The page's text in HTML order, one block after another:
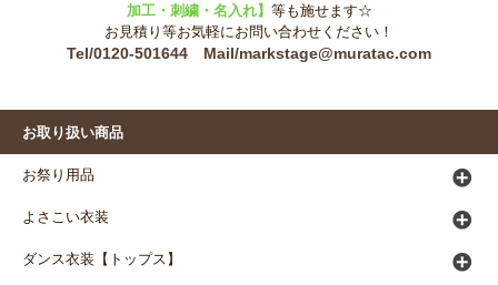
加工・刺繍・名入れ】 等も施せます☆
お見積り等お気軽にお問い合わせください！
Tel/0120-501644 Mail/markstage@muratac.com
お取り扱い商品
お祭り用品
よさこい衣装
ダンス衣装【トップス】